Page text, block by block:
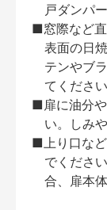
戸ダンパ
■窓際など直
表面の日
テンやブ
てください
■扉に油分
い。しみ
■上り口な
でくださ
合、扉本